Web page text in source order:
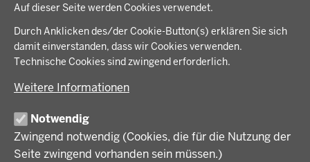
Auf dieser Seite werden Cookies verwendet.
Durch Anklicken des/der Cookie-Button(s) erklären Sie sich
damit einverstanden, dass wir Cookies verwenden.
Technische Cookies sind zwingend erforderlich.
Weitere Informationen
Notwendig
Zwingend notwendig (Cookies, die für die Nutzung der
Seite zwingend vorhanden sein müssen.)
der
Fußzeile
Bauen, Planen und Verkehr
Bildung, Schule und Sport
Regionalplanung und Regionalrat
Wirtschaft, Kultur und Kommunales
IM FOKUS
Energiewende AG
Zusammenarbeit mit den Niederlanden
BEZIRKSREGIERUNG
Regierungsbezirk Münster
Geschichte und Gegenwart
Behördenleitung
Förderlotsinnen und Förderlotsen
KARRIERE UND AUSBILDUNG